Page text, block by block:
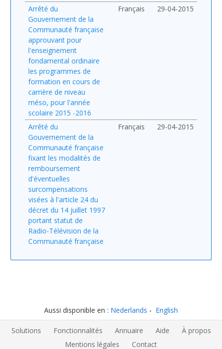
Arrêté du
Gouvernement de la
Communauté française
approuvant pour
l'enseignement
fondamental ordinaire
les programmes de
formation en cours de
carrière de niveau
méso, pour l'année
scolaire 2015 -2016
Français 29-04-2015
Arrêté du
Gouvernement de la
Communauté française
fixant les modalités de
remboursement
d'éventuelles
surcompensations
visées à l'article 24 du
décret du 14 juillet 1997
portant statut de
Radio-Télévision de la
Communauté française
Français 29-04-2015
Aussi disponible en : Nederlands English
Solutions Fonctionnalités Annuaire Aide
À propos
Mentions légales
Contact